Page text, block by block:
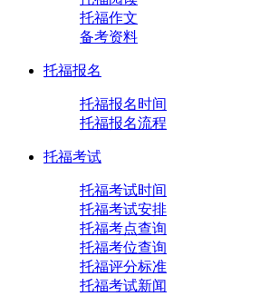
托福作文
备考资料
托福报名
托福报名时间
托福报名流程
托福考试
托福考试时间
托福考试安排
托福考点查询
托福考位查询
托福评分标准
托福考试新闻